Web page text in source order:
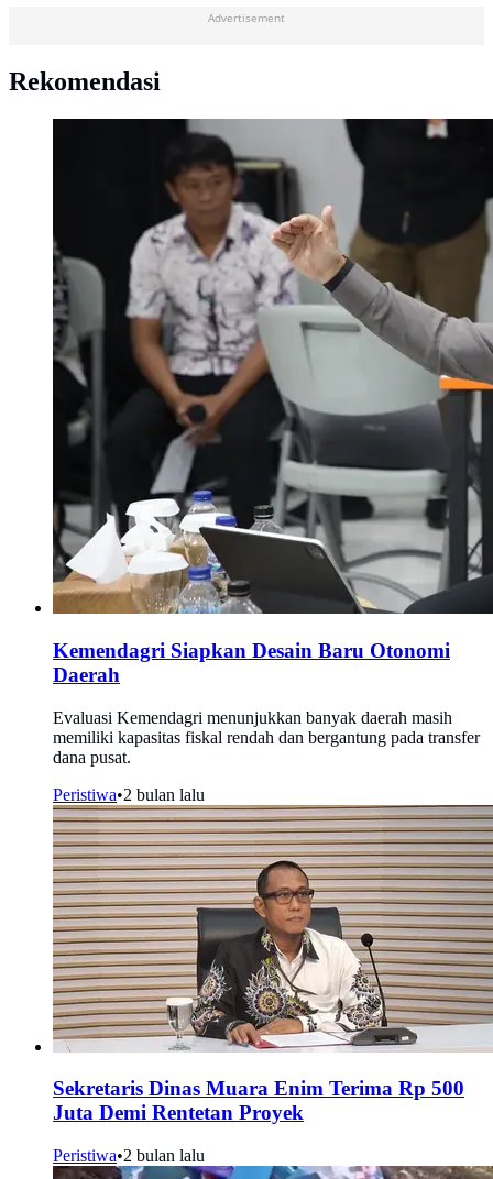
Advertisement
Rekomendasi
Kemendagri Siapkan Desain Baru Otonomi
Daerah
Evaluasi Kemendagri menunjukkan banyak daerah masih
memiliki kapasitas fiskal rendah dan bergantung pada transfer
dana pusat.
Peristiwa•2 bulan lalu
Sekretaris Dinas Muara Enim Terima Rp 500
Juta Demi Rentetan Proyek
Peristiwa•2 bulan lalu